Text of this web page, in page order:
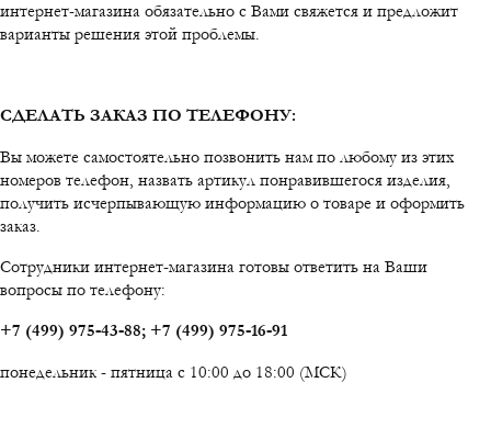
интернет-магазина обязательно с Вами свяжется и предложит
варианты решения этой проблемы.
СДЕЛАТЬ ЗАКАЗ ПО ТЕЛЕФОНУ:
Вы можете самостоятельно позвонить нам по любому из этих
номеров телефон, назвать артикул понравившегося изделия,
получить исчерпывающую информацию о товаре и оформить
заказ.
Сотрудники интернет-магазина готовы ответить на Ваши
вопросы по телефону:
+7 (499) 975-43-88; +7 (499) 975-16-91
понедельник - пятница с 10:00 до 18:00 (МСК)